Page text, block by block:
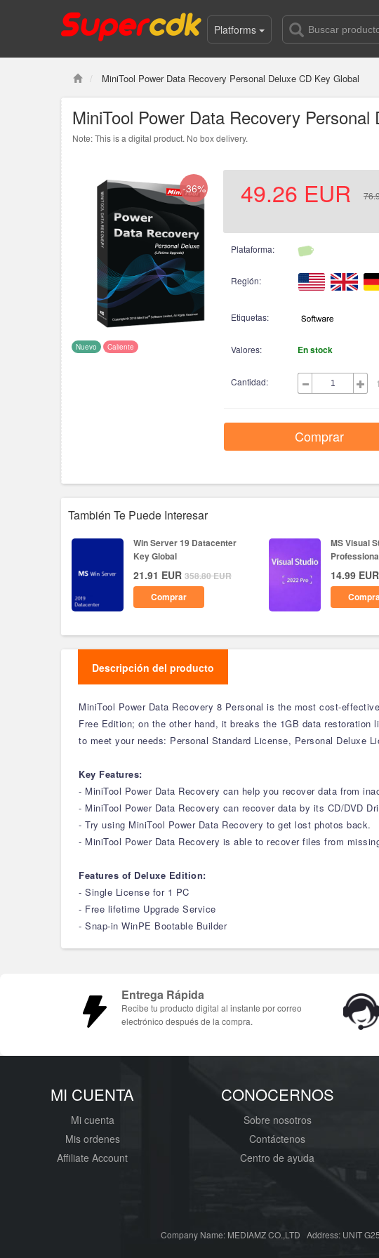
Platforms
MiniTool Power Data Recovery Personal Deluxe CD Key Global
MiniTool Power Data Recovery Personal
Note: This is a digital product. No box delivery.
-36%
Nuevo Caliente
49.26 EUR
Plataforma:
Región:
Etiquetas:
Valores: En stock
Cantidad:
Comprar
También Te Puede Interesar
Win Server 19 Datacenter
Key Global
21.91 EUR 358.80EUR
Comprar
MS Visual
14.99 EUR
Descripción del producto
MiniTool Power Data Recovery 8 Personal is the most cost-
Free Edition; on the other hand, it breaks the 1GB data
to meet your needs: Personal Standard License, Personal Deluxe
Key Features:
- MiniTool Power Data Recovery can help you recover data from
- MiniTool Power Data Recovery can recover data by its CD/DVD
- Try using MiniTool Power Data Recovery to get lost photos back.
- MiniTool Power Data Recovery is able to recover files from
Features of Deluxe Edition:
- Single License for 1 PC
- Free lifetime Upgrade Service
- Snap-in WinPE Bootable Builder
Entrega Rápida
Recibe tu producto digital al instante por correo
electrónico después de la compra.
MI CUENTA
Mi cuenta
Mis ordenes
Affiliate Account
CONOCERNOS
Sobre nosotros
Contáctenos
Centro de ayuda
Company Name: MEDIAMZ CO.,LTD Address: UNIT